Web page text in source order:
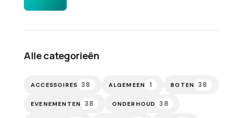
Alle categorieën
ACCESSOIRES 38 ALGEMEEN 1 BOTEN 38
EVENEMENTEN 38 ONDERHOUD 38